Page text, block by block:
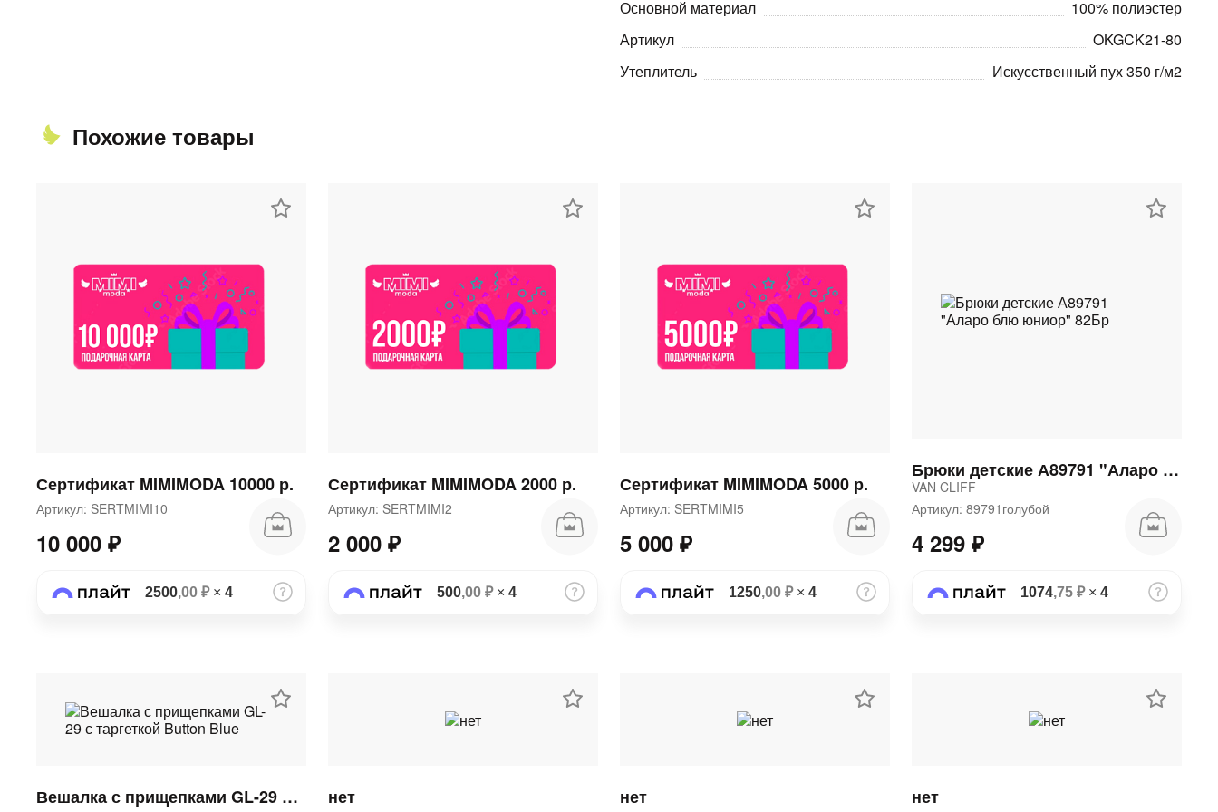
Основной материал
100% полиэстер
Артикул
OKGCK21-80
Утеплитель
Искусственный пух 350 г/м2
Похожие товары
Сертификат MIMIMODA 10000 р.
Артикул: SERTMIMI10
10 000 ₽
2500,00 ₽× 4
Сертификат MIMIMODA 2000 р.
Артикул: SERTMIMI2
2 000 ₽
500,00 ₽× 4
Сертификат MIMIMODA 5000 р.
Артикул: SERTMIMI5
5 000 ₽
1250,00 ₽× 4
Брюки детские А89791 "Аларо блю юниор" 82Бр
VAN CLIFF
Артикул: 89791голубой
4 299 ₽
1074,75 ₽× 4
Вешалка с прищепками GL-29 с таргеткой Button Blue нет нет нет